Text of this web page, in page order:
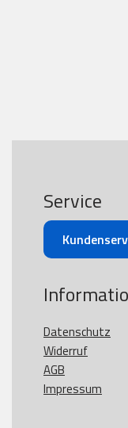
Service
Datenschutz
Widerruf
AGB
Impressum